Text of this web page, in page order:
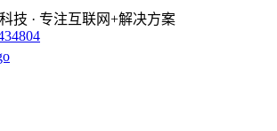
技 · 专注互联网+解决方案